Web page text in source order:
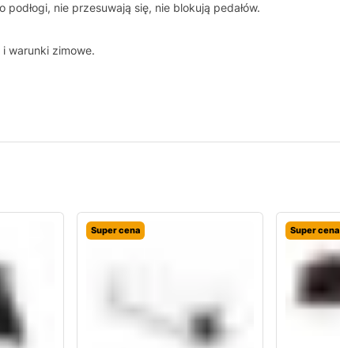
nie przesuwają się, nie blokują pedałów.
warunki zimowe.
Super cena Super cena